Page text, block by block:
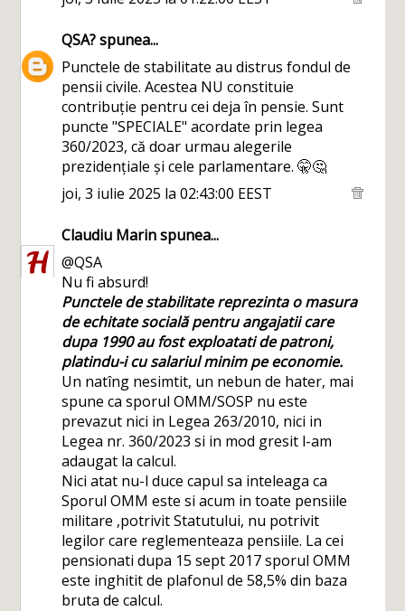
QSA?spunea...
Punctele de stabilitate au distrus fondul de
pensii civile. Acestea NU constituie
contribuție pentru cei deja în pensie. Sunt
puncte "SPECIALE" acordate prin legea
360/2023, că doar urmau alegerile
prezidențiale și cele parlamentare. 🤫🤔
joi, 3 iulie 2025 la 02:43:00 EEST
Claudiu Marinspunea...
@QSA
Nu fi absurd!
Punctele de stabilitate reprezinta o masura
de echitate socială pentru angajatii care
dupa 1990 au fost exploatati de patroni,
platindu-i cu salariul minim pe economie.
Un natîng nesimtit, un nebun de hater, mai
spune ca sporul OMM/SOSP nu este
prevazut nici in Legea 263/2010, nici in
Legea nr. 360/2023 si in mod gresit l-am
adaugat la calcul.
Nici atat nu-l duce capul sa inteleaga ca
Sporul OMM este si acum in toate pensiile
militare ,potrivit Statutului, nu potrivit
legilor care reglementeaza pensiile. La cei
pensionati dupa 15 sept 2017 sporul OMM
este inghitit de plafonul de 58,5% din baza
bruta de calcul.